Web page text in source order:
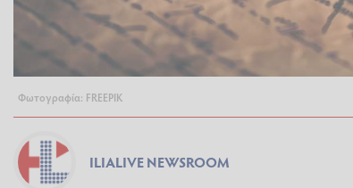
Φωτογραφία: FREEPIK
ILIALIVE NEWSROOM